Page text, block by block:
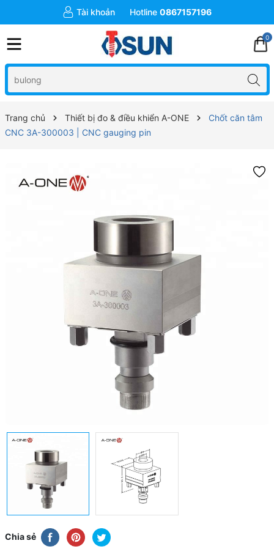
Tài khoản Hotline 0867157196
0
Trang chủ Thiết bị đo & điều khiển A-ONE
Chốt căn tâm
CNC 3A-300003 | CNC gauging pin
Chia sẻ